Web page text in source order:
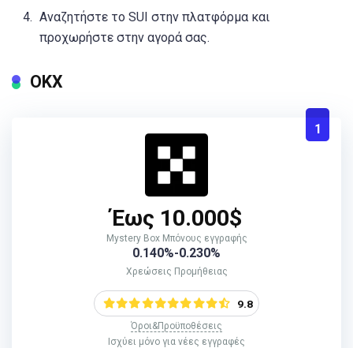
Αναζητήστε το SUI στην πλατφόρμα και
προχωρήστε στην αγορά σας.
ΟΚΧ
1
Έως 10.000$
Mystery Box Μπόνους εγγραφής
0.140%-0.230%
Χρεώσεις Προμήθειας
9.8
Όροι&Προϋποθέσεις
Ισχύει μόνο για νέες εγγραφές